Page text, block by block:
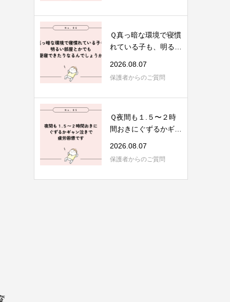
Ｑ真っ暗な環境で寝慣
れている子も、明るい
2026.08.07
保護者からのご質問
Ｑ夜間も１.５〜２時
間おきにぐずるかギャ
2026.08.07
保護者からのご質問